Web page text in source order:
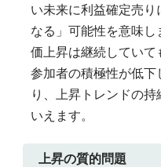
い未来に利益確定売り
なる」可能性を意味
価上昇は継続してい
参加者の積極性が低下
り、上昇トレンドの
いえます。
上昇の質的問題